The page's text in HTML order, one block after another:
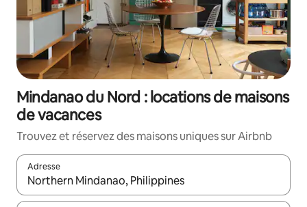
Mindanao du Nord : locations de maisons
de vacances
Trouvez et réservez des maisons uniques sur Airbnb
Adresse
Lorsque les résultats s'affichent, utilisez les flèches vers le